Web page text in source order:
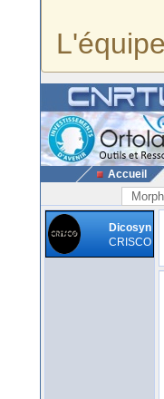
Accueil
Dicosyn
CRISCO